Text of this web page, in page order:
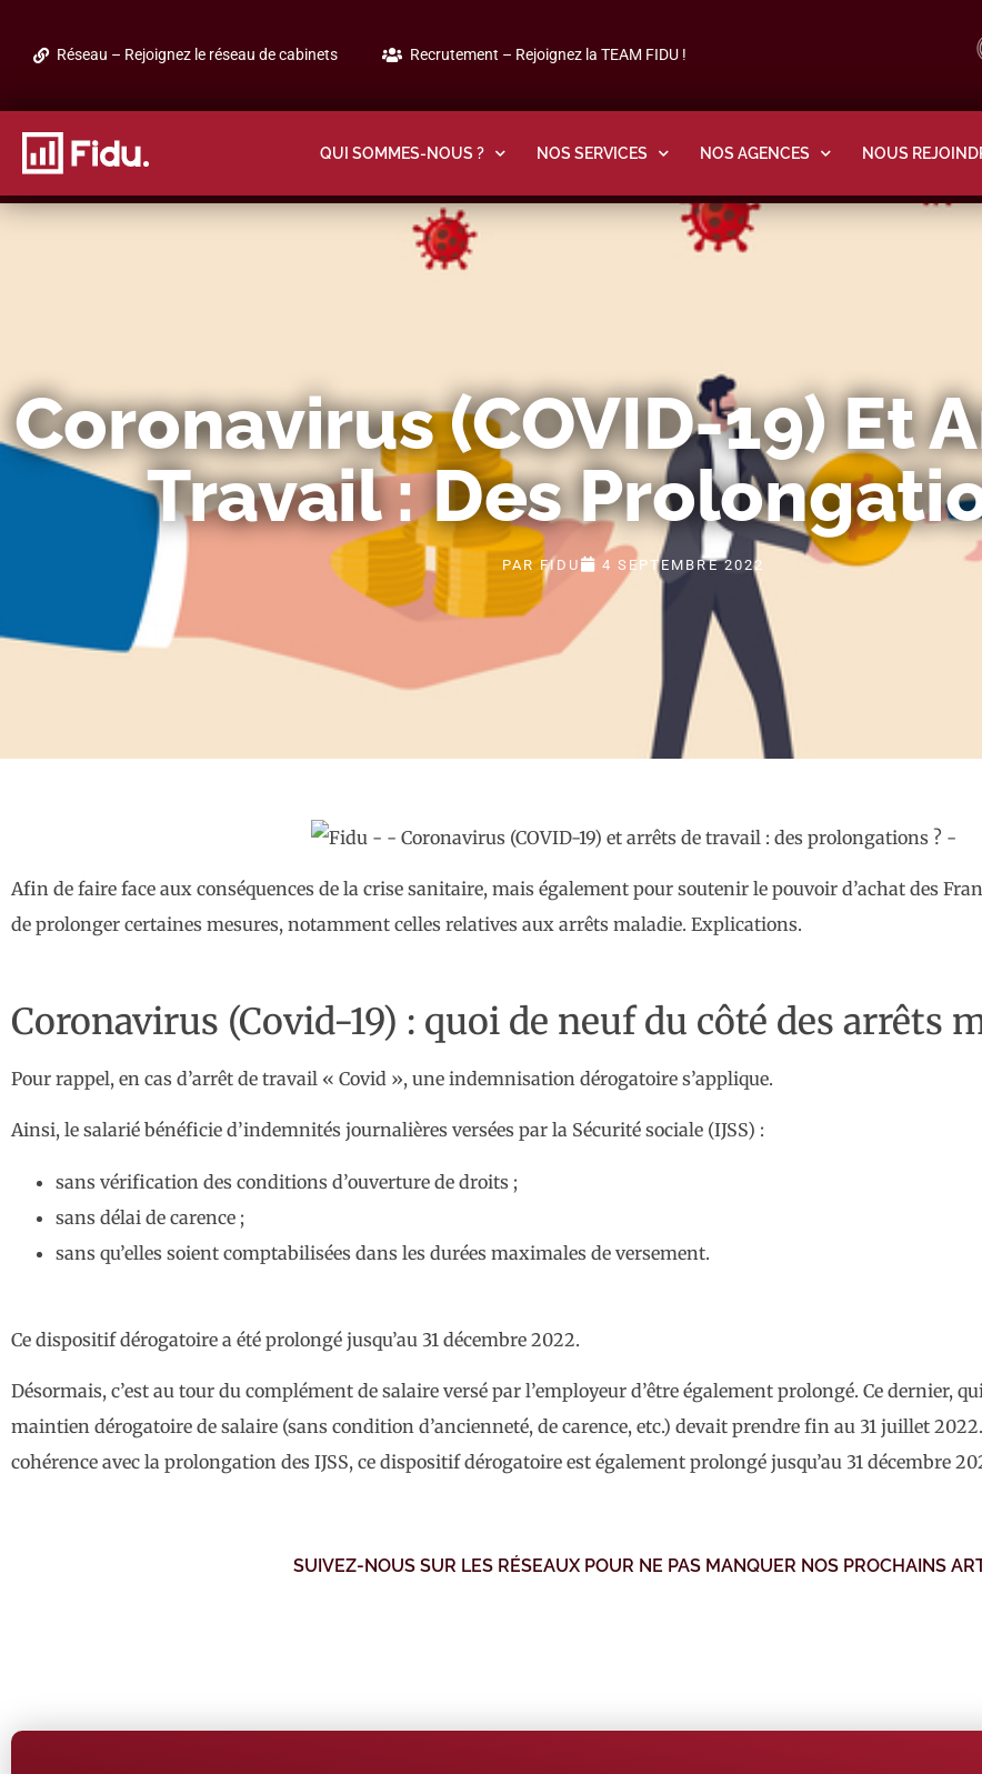
Réseau – Rejoignez le réseau de cabinets Recrutement – Rejoignez la TEAM FIDU !
QUI SOMMES-NOUS ? NOS SERVICES NOS AGENCES NOUS
Coronavirus (COVID-19) Et
Travail : Des
PAR FIDU 4 SEPTEMBRE 2022
Afin de faire face aux conséquences de la crise sanitaire, mais également pour soutenir le pouvoir d’achat des
de prolonger certaines mesures, notamment celles relatives aux arrêts maladie. Explications.
Coronavirus (Covid-19) : quoi de neuf du côté des arrêts
Pour rappel, en cas d’arrêt de travail « Covid », une indemnisation dérogatoire s’applique.
Ainsi, le salarié bénéficie d’indemnités journalières versées par la Sécurité sociale (IJSS) :
sans vérification des conditions d’ouverture de droits ;
sans délai de carence ;
sans qu’elles soient comptabilisées dans les durées maximales de versement.
Ce dispositif dérogatoire a été prolongé jusqu’au 31 décembre 2022.
Désormais, c’est au tour du complément de salaire versé par l’employeur d’être également prolongé. Ce dernier,
maintien dérogatoire de salaire (sans condition d’ancienneté, de carence, etc.) devait prendre fin au 31 juillet
cohérence avec la prolongation des IJSS, ce dispositif dérogatoire est également prolongé jusqu’au 31 décembre
SUIVEZ-NOUS SUR LES RÉSEAUX POUR NE PAS MANQUER NOS PROCHAINS